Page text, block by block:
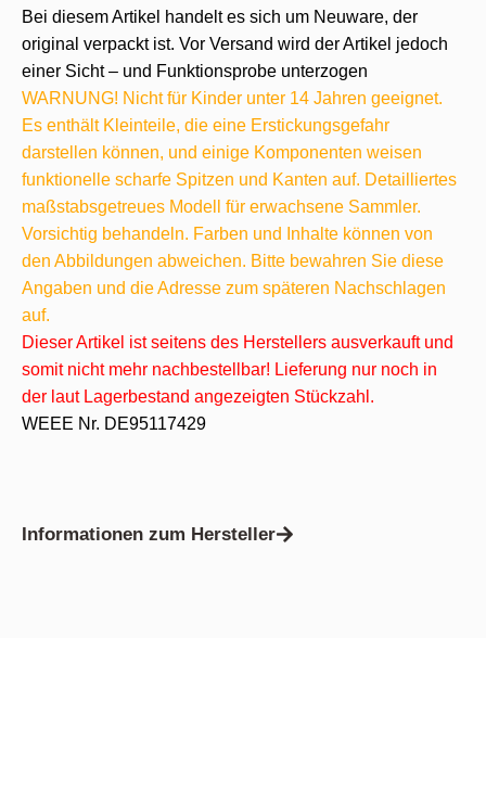
Bei diesem Artikel handelt es sich um Neuware, der
original verpackt ist. Vor Versand wird der Artikel jedoch
einer Sicht – und Funktionsprobe unterzogen
WARNUNG! Nicht für Kinder unter 14 Jahren geeignet.
Es enthält Kleinteile, die eine Erstickungsgefahr
darstellen können, und einige Komponenten weisen
funktionelle scharfe Spitzen und Kanten auf. Detailliertes
maßstabsgetreues Modell für erwachsene Sammler.
Vorsichtig behandeln. Farben und Inhalte können von
den Abbildungen abweichen. Bitte bewahren Sie diese
Angaben und die Adresse zum späteren Nachschlagen
auf.
Dieser Artikel ist seitens des Herstellers ausverkauft und
somit nicht mehr nachbestellbar! Lieferung nur noch in
der laut Lagerbestand angezeigten Stückzahl.
WEEE Nr. DE95117429
Informationen zum Hersteller